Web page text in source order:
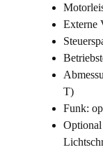
Externe
T)
Funk:
Optional